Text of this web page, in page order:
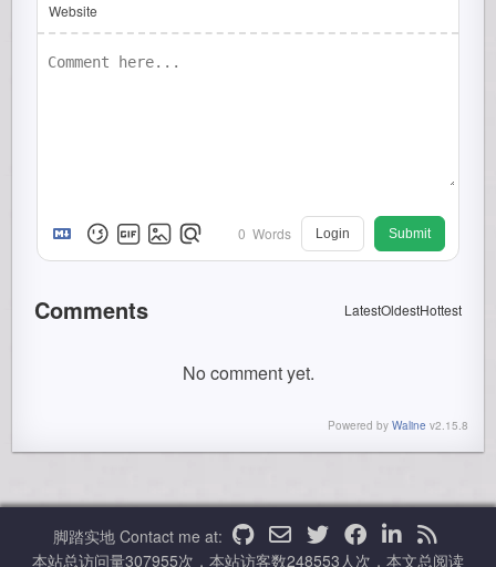
Website
0 Words Login Submit
Comments LatestOldestHottest
No comment yet.
Powered by Waline v2.15.8
脚踏实地 Contact me at:
本站总访问量307955次，本站访客数248553人次，本文总阅读